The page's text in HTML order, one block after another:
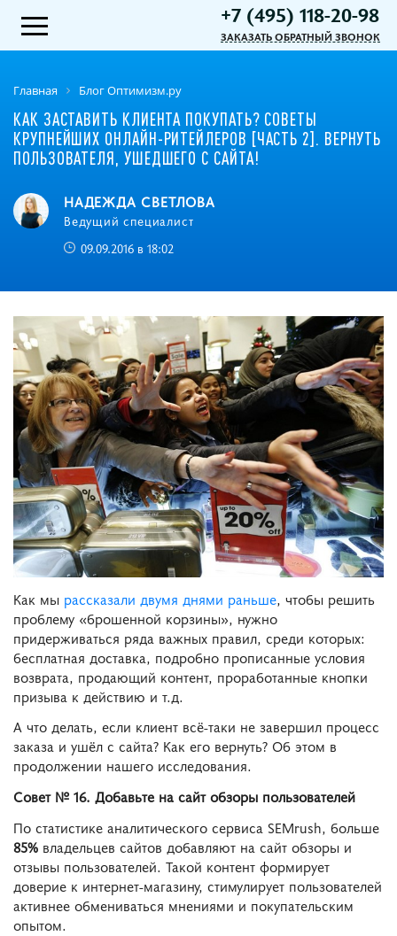
+7 (495) 118-20-98
ЗАКАЗАТЬ ОБРАТНЫЙ ЗВОНОК
Главная Блог Оптимизм.ру
КАК ЗАСТАВИТЬ КЛИЕНТА ПОКУПАТЬ? СОВЕТЫ
КРУПНЕЙШИХ ОНЛАЙН-РИТЕЙЛЕРОВ [ЧАСТЬ 2]. ВЕРНУТЬ
ПОЛЬЗОВАТЕЛЯ, УШЕДШЕГО С САЙТА!
НАДЕЖДА СВЕТЛОВА
Ведущий специалист
09.09.2016 в 18:02
Как мы рассказали двумя днями раньше, чтобы решить
проблему «брошенной корзины», нужно
придерживаться ряда важных правил, среди которых:
бесплатная доставка, подробно прописанные условия
возврата, продающий контент, проработанные кнопки
призыва к действию и т.д.
А что делать, если клиент всё-таки не завершил процесс
заказа и ушёл с сайта? Как его вернуть? Об этом в
продолжении нашего исследования.
Совет № 16. Добавьте на сайт обзоры пользователей
По статистике аналитического сервиса SEMrush, больше
85% владельцев сайтов добавляют на сайт обзоры и
отзывы пользователей. Такой контент формирует
доверие к интернет-магазину, стимулирует пользователей
активнее обмениваться мнениями и покупательским
опытом.